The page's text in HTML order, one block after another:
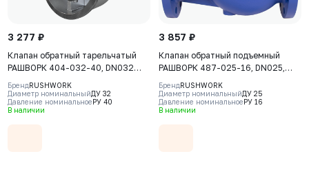
3 277 ₽
Клапан обратный тарельчатый
РАШВОРК 404-032-40, DN032
PN40, PN40, корпус - CF8M, диск -
CF8M, уплотнение - CF8M, М/Ф
БрендRUSHWORK
Диаметр номинальныйДУ 32
Давление номинальноеРУ 40
В наличии
3 857 ₽
Клапан обратный подъемный
РАШВОРК 487-025-16, DN025,
PN16, корпус - GJL-250 (GG25),
диск - угл. сталь AISI420, седло -
угл. сталь AISI420, Ф/Ф
БрендRUSHWORK
Диаметр номинальныйДУ 25
Давление номинальноеРУ 16
В наличии